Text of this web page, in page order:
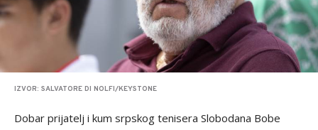
IZVOR: SALVATORE DI NOLFI/KEYSTONE
Dobar prijatelj i kum srpskog tenisera Slobodana Bobe